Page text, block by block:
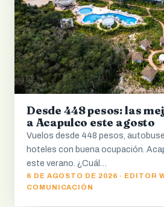
Desde 448 pesos: las
a Acapulco este agosto
Vuelos desde 448 pesos,
hoteles con buena ocupación.
este verano. ¿Cuál…
6 DE AGOSTO DE 2026 · EDITOR
COMUNICACIÓN